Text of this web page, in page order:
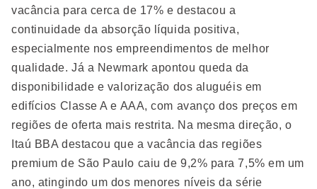
vacância para cerca de 17% e destacou a
continuidade da absorção líquida positiva,
especialmente nos empreendimentos de melhor
qualidade. Já a Newmark apontou queda da
disponibilidade e valorização dos aluguéis em
edifícios Classe A e AAA, com avanço dos preços em
regiões de oferta mais restrita. Na mesma direção, o
Itaú BBA destacou que a vacância das regiões
premium de São Paulo caiu de 9,2% para 7,5% em um
ano, atingindo um dos menores níveis da série